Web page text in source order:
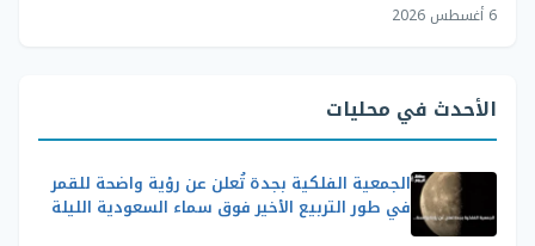
6 أغسطس 2026
الأحدث في محليات
الجمعية الفلكية بجدة تُعلن عن رؤية واضحة للقمر
في طور التربيع الأخير فوق سماء السعودية الليلة